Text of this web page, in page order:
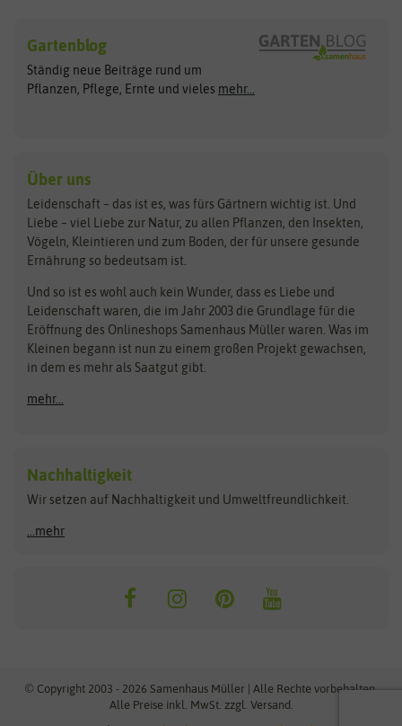
Exotische Samen
Gemüsesamen
Gründünger
Kräutersamen
Obstsamen
Pilzbrut
Rasensamen
Steckzwiebeln
Zimmer & Kübelpflanzen
Kataloge
Schnäppchen
Anzucht & Gartenzubehör
Anzuchtschalen
Heizmatte & Heizkabel
Kokos-Quelltabletten
Zimmergewächshaus
Maissamen
Arche Noah
ASB Greenworld
Benary
Bingenheimer Saatgut
BioBalu
Bionana
BIOWOL
Blumicorn
Bûten Birds
Carl Pabst
Clever Pots
COMPO
Dürr-Samen
elho
Feldsaaten Freudenberger
Fertil
Flora Elite
Florissa
Flortis
Franchi Sementi
Hortitops
JUB Holland
Küpper
Gartenblog
Ständig neue Beiträge rund um
Pflanzen, Pflege, Ernte und vieles mehr...
Über uns
Leidenschaft – das ist es, was fürs Gärtnern wichtig ist. Und
Liebe – viel Liebe zur Natur, zu allen Pflanzen, den Insekten,
Vögeln, Kleintieren und zum Boden, der für unsere gesunde
Ernährung so bedeutsam ist.
Und so ist es wohl auch kein Wunder, dass es Liebe und
Leidenschaft waren, die im Jahr 2003 die Grundlage für die
Eröffnung des Onlineshops Samenhaus Müller waren. Was im
Kleinen begann ist nun zu einem großen Projekt gewachsen,
in dem es mehr als Saatgut gibt.
mehr...
Nachhaltigkeit
Wir setzen auf Nachhaltigkeit und Umweltfreundlichkeit.
...mehr
© Copyright 2003 - 2026 Samenhaus Müller | Alle Rechte vorbehalten.
Alle Preise inkl. MwSt. zzgl. Versand.